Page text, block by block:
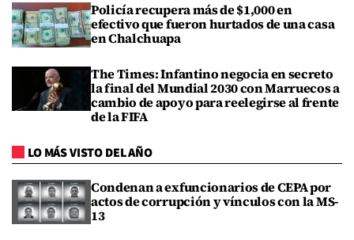
Policía recupera más de $1,000 en
efectivo que fueron hurtados de una casa
en Chalchuapa
The Times: Infantino negocia en secreto
la final del Mundial 2030 con Marruecos a
cambio de apoyo para reelegirse al frente
de la FIFA
LO MÁS VISTO DEL AÑO
Condenan a exfuncionarios de CEPA por
actos de corrupción y vínculos con la MS-
13